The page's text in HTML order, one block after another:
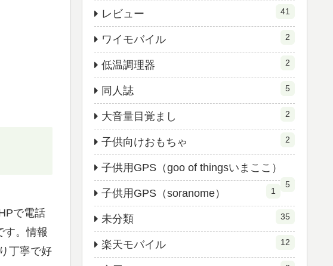
で電話
す。情報
丁寧で好
レビュー 41
ワイモバイル 2
低温調理器 2
同人誌 5
大音量目覚まし 2
子供向けおもちゃ 2
子供用GPS（goo of thingsいまここ）
5
子供用GPS（soranome） 1
未分類 35
楽天モバイル 12